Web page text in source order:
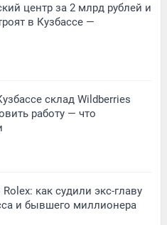
центр за 2 млрд рублей и
в Кузбассе —
склад Wildberries
работу — что
как судили экс-главу
и бывшего миллионера